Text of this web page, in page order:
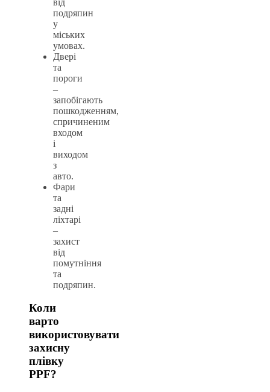
подряпин
у
міських
умовах.
Двері
та
пороги
–
запобігають
пошкодженням,
спричиненим
входом
і
виходом
з
авто.
Фари
та
задні
ліхтарі
–
захист
від
помутніння
та
подряпин.
Коли
варто
використовувати
захисну
плівку
PPF?